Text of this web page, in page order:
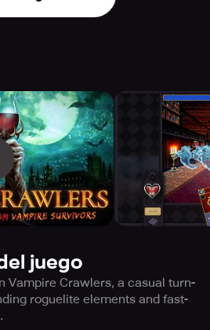
juego
Vampire Crawlers, a casual turn-
roguelite elements and fast-